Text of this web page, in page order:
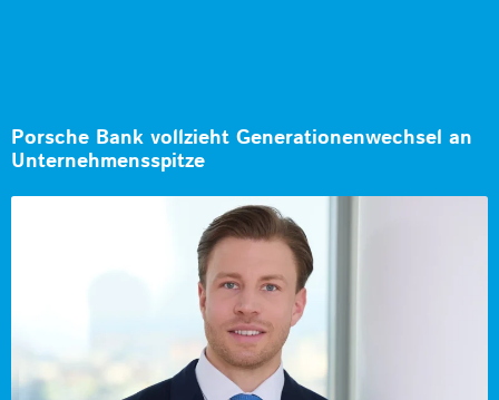
Porsche Bank vollzieht Generationenwechsel an
Unternehmensspitze